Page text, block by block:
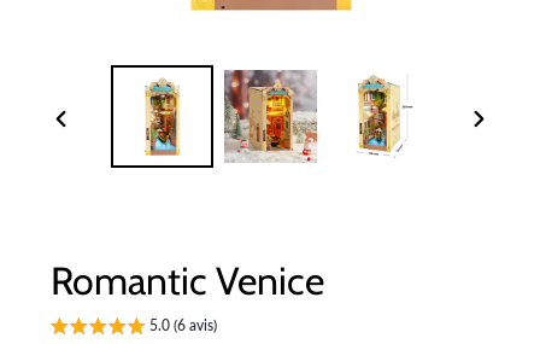
DIAPOSITIVE
PRÉCÉDENTE
Romantic Venice
5.0 (6 avis)